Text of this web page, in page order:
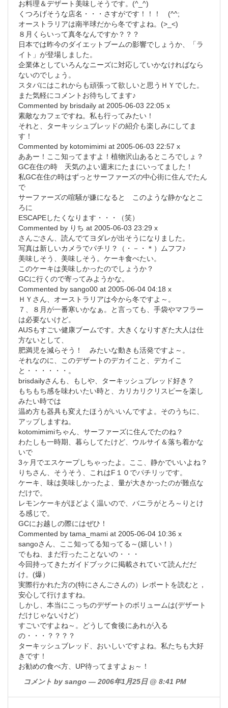
お料理＆デザート美味しそうです。(^_^)
くつろげそうな店名・・・さすがです！！！ (^^;
オーストラリアは南半球だから冬ですよね。(>_<)
８月くらいって真冬なんですか？？？
日本では昨今のダイエットブームの影響でしょうか、「ラ
イト」が登場しました。
企業体としていろんなニーズに対応していかなければなら
ないのでしょう。
スタバにはこれからも頑張って欲しいと思うＨＹでした。
また気軽にコメントお待ちしてます♪
Commented by brisdaily at 2005-06-03 22:05 x
素敵なカフェですね。私も行ってみたい！
それと、ターキッシュブレッドの紹介も楽しみにしてま
す！
Commented by kotomimimi at 2005-06-03 22:57 x
ああー！ここ知ってますよ！植物沢山あるところでしょ？
GC在住の時 天気のよい週末にたまにいってました！
私GC在住の時はずっとサーファーズの中心街に住んでたん
で
サーファーズの喧騒が嫌になると このような静かなとこ
ろに
ESCAPEしたくなります・・・（笑）
Commented by りち at 2005-06-03 23:29 x
さんごさん、読んでてヨダレが出そうになりました。
写真は新しいカメラでパチリ？（・－・＊）ムフフ♪
美味しそう、美味しそう。ケーキ食べたい。
このケーキは美味しかったのでしょうか？
GCに行くので寄ってみようかな。
Commented by sango00 at 2005-06-04 04:18 x
ＨＹさん、オーストラリアは今から冬ですよ～。
７、８月が一番寒いかなぁ。と言っても、手袋やマフラー
は必要ないけど。
AUSもすごい健康ブームです。大きくなりすぎた大人は仕
方ないとして、
肥満児を減らそう！ みたいな動きも活発ですよ～。
それなのに、このデザートのデカイこと、デカイこ
と・・・・・・。
brisdailyさんも、もしや、ターキッシュブレッド好き？
もちもち感を味わいたい時と、カリカリクリスピーを楽し
みたい時では
温め方も器具も変えたほうがいいんですよ。そのうちに、
アップしますね。
kotomimimiちゃん、サーファーズに住んでたのね？
わたしも一時期、暮らしてたけど、ウルサイ＆落ち着かな
いで
3ヶ月でエスケープしちゃったよ。ここ、静かでいいよね？
りちさん、そうそう、これはF１０でパチリッです。
ケーキ、味は美味しかったよ、量が大きかったのが難点な
だけで。
レモンケーキがほどよく温いので、バニラがとろ～りとけ
る感じで。
GCにお越しの際にはぜひ！
Commented by tama_mami at 2005-06-04 10:36 x
sangoさん、ここ知ってる知ってる～(嬉しい！）
でもね、まだ行ったことないの・・・
今回持ってきたガイドブックに掲載されていて読んだだ
け。(爆）
実際行かれた方の(特にさんごさんの）レポートを読むと，
安心して行けますね。
しかし、本当にこっちのデザートのボリュームは(デザート
だけじゃないけど）
すごいですよね～。どうして食後にあれが入る
の・・・？？？？
ターキッシュブレッド、おいしいですよね。私たちも大好
きです！
お勧めの食べ方、UP待ってますよぉ～！
コメント by sango — 2006年1月25日 @ 8:41 PM